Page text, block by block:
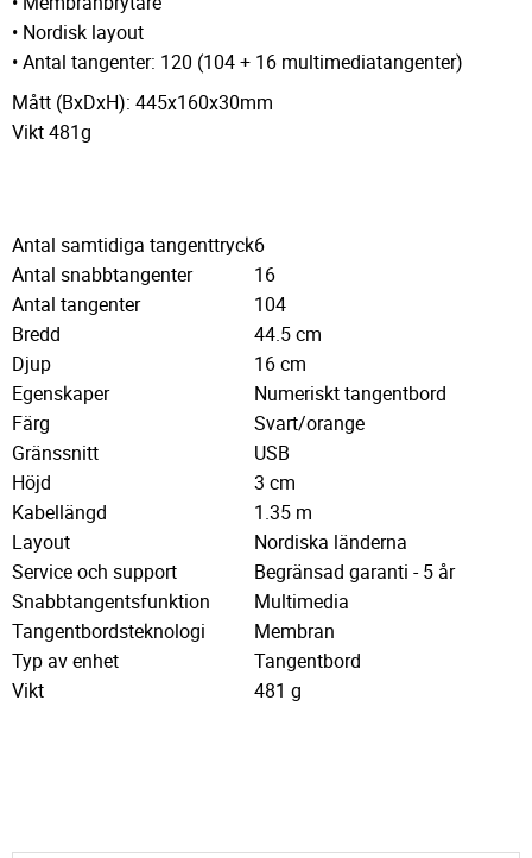
• Nordisk layout
• Antal tangenter: 120 (104 + 16 multimediatangenter)
Mått (BxDxH): 445x160x30mm
Vikt 481g
Antal samtidiga tangenttryck6
Antal snabbtangenter
16
Antal tangenter
104
Bredd
44.5 cm
Djup
16 cm
Egenskaper
Numeriskt tangentbord
Färg
Svart/orange
Gränssnitt
USB
Höjd
3 cm
Kabellängd
1.35 m
Layout
Nordiska länderna
Service och support
Begränsad garanti - 5 år
Snabbtangentsfunktion
Multimedia
Tangentbordsteknologi
Membran
Typ av enhet
Tangentbord
Vikt
481 g